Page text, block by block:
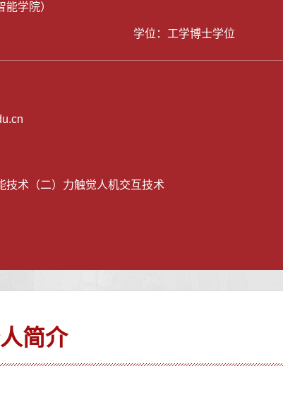
学院）
学位：工学博士学位
技术（二）力触觉人机交互技术
简介